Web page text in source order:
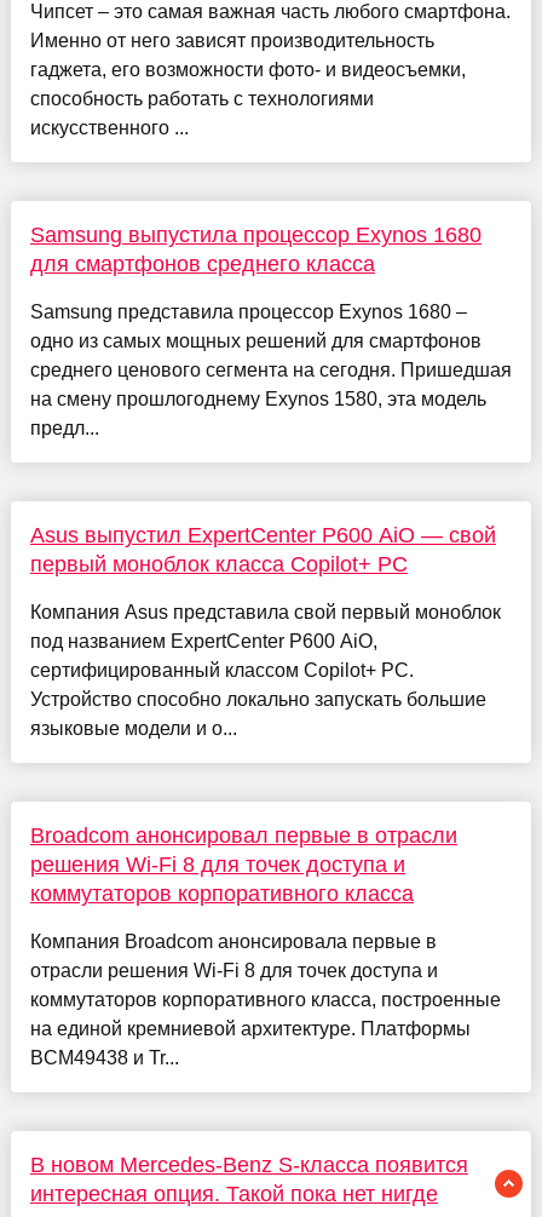
Чипсет – это самая важная часть любого смартфона.
Именно от него зависят производительность
гаджета, его возможности фото- и видеосъемки,
способность работать с технологиями
искусственного ...
Samsung выпустила процессор Exynos 1680
для смартфонов среднего класса
Samsung представила процессор Exynos 1680 –
одно из самых мощных решений для смартфонов
среднего ценового сегмента на сегодня. Пришедшая
на смену прошлогоднему Exynos 1580, эта модель
предл...
Asus выпустил ExpertCenter P600 AiO — свой
первый моноблок класса Copilot+ PC
Компания Asus представила свой первый моноблок
под названием ExpertCenter P600 AiO,
сертифицированный классом Copilot+ PC.
Устройство способно локально запускать большие
языковые модели и о...
Broadcom анонсировал первые в отрасли
решения Wi-Fi 8 для точек доступа и
коммутаторов корпоративного класса
Компания Broadcom анонсировала первые в
отрасли решения Wi-Fi 8 для точек доступа и
коммутаторов корпоративного класса, построенные
на единой кремниевой архитектуре. Платформы
BCM49438 и Tr...
В новом Mercedes-Benz S-класса появится
интересная опция. Такой пока нет нигде